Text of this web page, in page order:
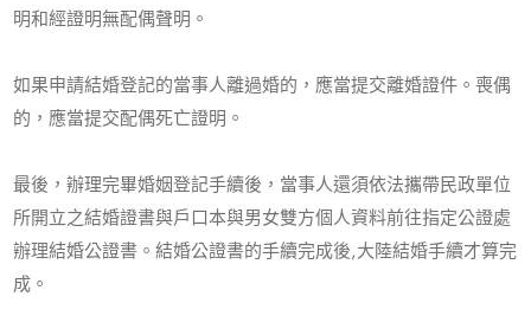
明和經證明無配偶聲明。
如果申請結婚登記的當事人離過婚的，應當提交離婚證件。喪偶
的，應當提交配偶死亡證明。
最後，辦理完畢婚姻登記手續後，當事人還須依法攜帶民政單位
所開立之結婚證書與戶口本與男女雙方個人資料前往指定公證處
辦理結婚公證書。結婚公證書的手續完成後,大陸結婚手續才算完
成。